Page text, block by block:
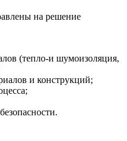
на решение
(тепло-и шумоизоляция,
и конструкций;